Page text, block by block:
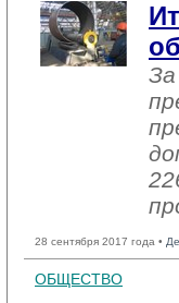
28 сентября 2017 года •
ОБЩЕСТВО